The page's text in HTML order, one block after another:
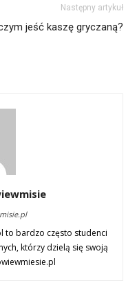
Następny artykuł
jeść kaszę gryczaną?
to bardzo często studenci
którzy dzielą się swoją